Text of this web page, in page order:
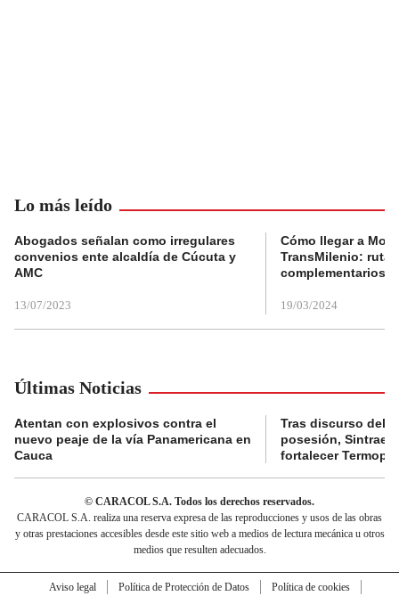
Lo más leído
Abogados señalan como irregulares
convenios ente alcaldía de Cúcuta y
AMC
13/07/2023
Cómo llegar a
TransMilenio:
complementarios
19/03/2024
Últimas Noticias
Atentan con explosivos contra el
nuevo peaje de la vía Panamericana en
Cauca
Tras discurso del
posesión,
fortalecer
© CARACOL S.A. Todos los derechos reservados.
CARACOL S.A. realiza una reserva expresa de las reproducciones y usos de las obras
y otras prestaciones accesibles desde este sitio web a medios de lectura mecánica u otros
medios que resulten adecuados.
Aviso legal Política de Protección de Datos
Política de cookies